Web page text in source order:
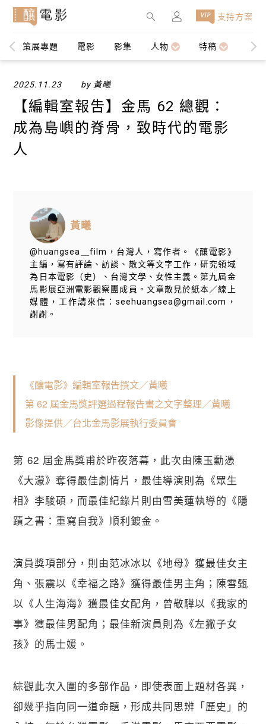
策展專題 電影 影集 人物 特稿 編
支持方案
×
2025.11.23 by 黃曦
【編輯室報吿】金馬 62 總觀：
成為島嶼的脊骨，致時代的電影
人
黃曦
@huangsea＿film，台灣人，寫作者。《釀電影》
主編，寫有評論、訪談、散文等文字工作，研究領域
為日本電影（史）、台灣文學、女性主義。第九屆金
馬影展亞洲電影觀察團成員。文章散見於紙本／線上
媒體，工作請來信：seehuangsea@gmail.com，
謝謝。
《釀電影》編輯室報告撰文／黃曦
第 62 屆金馬獎評選過程報告書之文字整理／黃曦
影像提供／台北金馬影展執行委員會
第 62 屆金馬獎甫於昨夜落幕，此次由陳玉勳憑
《大濛》奪得最佳劇情片，最佳導演則為《眾生
相》李駿碩，而最佳紀錄片則由雪美蓮執導的《隱
蹟之書：重寫自我》順利鍍金。
演員獎項部分，則由范冰冰以《地母》獲最佳女主
角、張震以《幸福之路》獲得最佳男主角；陳雪甄
以《人生海海》獲最佳女配角，曾敬驊以《我家的
事》獲最佳男配角；最佳新演員則為《左撇子女
孩》的馬士媛。
綜觀此次入圍的多部作品，即使表面上題材各異，
卻幾乎指向同一道命題，形成共同思辨「歷史」的